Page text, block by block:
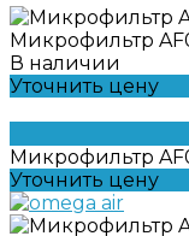
Микрофильтр
В наличии
Уточнить цену
Микрофильтр
Уточнить цену